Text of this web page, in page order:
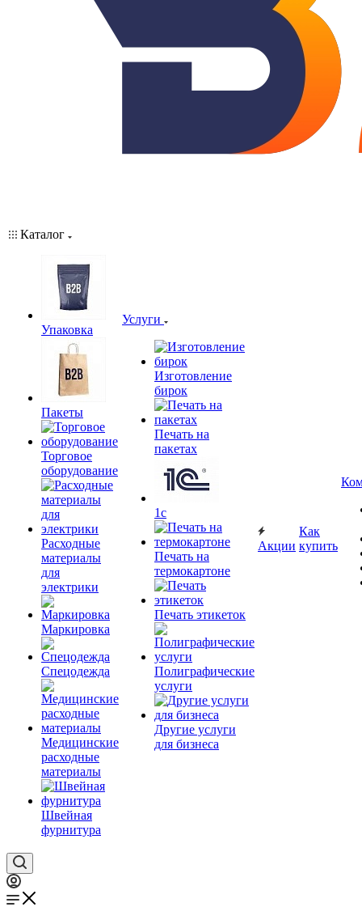
Каталог
Упаковка
Пакеты
Торговое
оборудование
Расходные
материалы
для
электрики
Маркировка
Спецодежда
Медицинские
расходные
материалы
Швейная
фурнитура
Услуги
Изготовление
бирок
Печать на
пакетах
1c
Печать на
термокартоне
Печать этикеток
Полиграфические
услуги
Другие услуги
для бизнеса
Акции
Как
купить